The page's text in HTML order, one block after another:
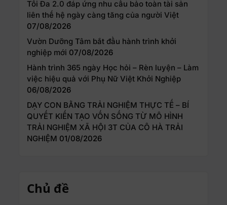
Tối Đa 2.0 đáp ứng nhu cầu bảo toàn tài sản
liên thế hệ ngày càng tăng của người Việt
07/08/2026
Vườn Dưỡng Tâm bắt đầu hành trình khởi
nghiệp mới 07/08/2026
Hành trình 365 ngày Học hỏi – Rèn luyện – Làm
việc hiệu quả với Phụ Nữ Việt Khởi Nghiệp
06/08/2026
DẠY CON BẰNG TRẢI NGHIỆM THỰC TẾ – BÍ
QUYẾT KIẾN TẠO VỐN SỐNG TỪ MÔ HÌNH
TRẢI NGHIỆM XÃ HỘI 3T CỦA CÔ HÀ TRẢI
NGHIỆM 01/08/2026
Chủ đề